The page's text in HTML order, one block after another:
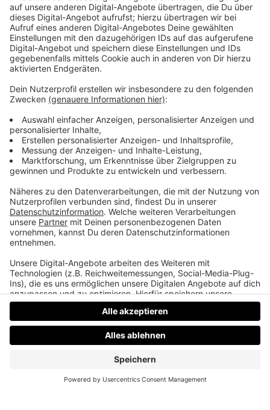
Elektrotraktor
Martins Eltern überlegen sich einen Elektrotraktor
zu laufen. Um Geld zu sparen wollen sie sich den
Strom „selber machen“.
DatenschutzImpressumAGBsJobsKontakt